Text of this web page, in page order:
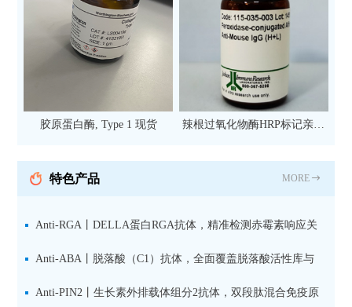
胶原蛋白酶, Type 1 现货
辣根过氧化物酶HRP标记亲和
抗 现货
特色产品 MORE
Anti-RGA丨DELLA蛋白RGA抗体，精准检测赤霉素响应关
键抑制因子
Anti-ABA丨脱落酸（C1）抗体，全面覆盖脱落酸活性库与
储存库
Anti-PIN2丨生长素外排载体组分2抗体，双段肽混合免疫原